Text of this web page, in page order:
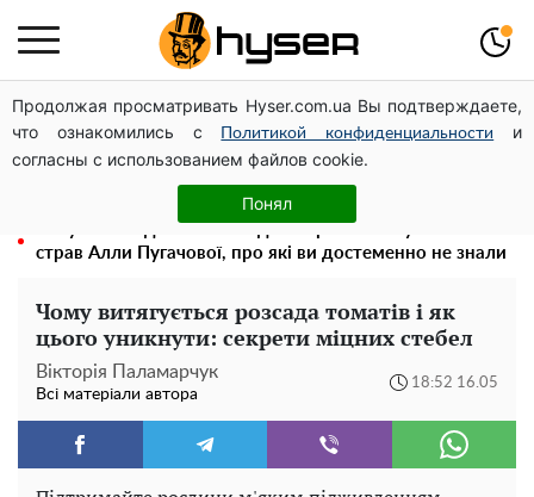
Продолжая просматривать Hyser.com.ua Вы подтверждаете,
что ознакомились с
Политикой конфиденциальности
и
согласны с использованием файлов cookie.
Понял
Олена Тополя злив відео – це далеко не все: фронтмен
"Антитіла" Тарас Тополя став наступним
Повністю гола Анна Трінчер блиснула "принадами":
таких розмірів ви ще не бачили
страв Алли Пугачової, про які ви достеменно не знали
Чому витягується розсада томатів і як
цього уникнути: секрети міцних стебел
Вікторія Паламарчук
Всі матеріали автора
18:52 16.05